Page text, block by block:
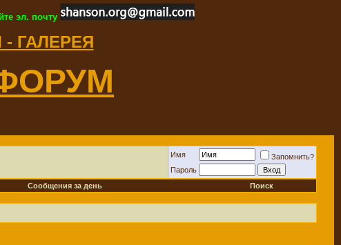
эл. почту
ГАЛЕРЕЯ
Имя
Запомнить?
Пароль
Сообщения за день Поиск